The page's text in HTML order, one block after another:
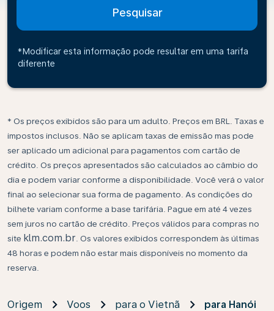
Pesquisar
*Modificar esta informação pode resultar em uma tarifa
diferente
* Os preços exibidos são para um adulto. Preços em BRL. Taxas e
impostos inclusos. Não se aplicam taxas de emissão mas pode
ser aplicado um adicional para pagamentos com cartão de
crédito. Os preços apresentados são calculados ao câmbio do
dia e podem variar conforme a disponibilidade. Você verá o valor
final ao selecionar sua forma de pagamento. As condições do
bilhete variam conforme a base tarifária. Pague em até 4 vezes
sem juros no cartão de crédito. Preços válidos para compras no
site klm.com.br . Os valores exibidos correspondem às últimas
48 horas e podem não estar mais disponíveis no momento da
reserva.
Origem Voos para o Vietnã para Hanói